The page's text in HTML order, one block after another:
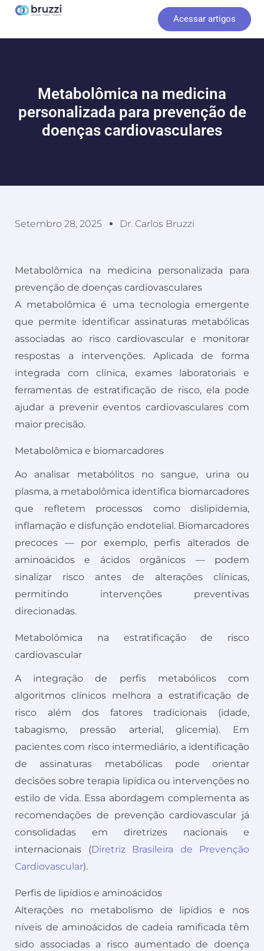
o
Acessar artigos
Metabolômica na medicina
personalizada para prevenção de
doenças cardiovasculares
Setembro 28, 2025 Dr. Carlos Bruzzi
Metabolômica na medicina personalizada para
prevenção de doenças cardiovasculares
A metabolômica é uma tecnologia emergente
que permite identificar assinaturas metabólicas
associadas ao risco cardiovascular e monitorar
respostas a intervenções. Aplicada de forma
integrada com clínica, exames laboratoriais e
ferramentas de estratificação de risco, ela pode
ajudar a prevenir eventos cardiovasculares com
maior precisão.
Metabolômica e biomarcadores
Ao analisar metabólitos no sangue, urina ou
plasma, a metabolômica identifica biomarcadores
que refletem processos como dislipidemia,
inflamação e disfunção endotelial. Biomarcadores
precoces — por exemplo, perfis alterados de
aminoácidos e ácidos orgânicos — podem
sinalizar risco antes de alterações clínicas,
permitindo intervenções preventivas
direcionadas.
Metabolômica na estratificação de risco
cardiovascular
A integração de perfis metabólicos com
algoritmos clínicos melhora a estratificação de
risco além dos fatores tradicionais (idade,
tabagismo, pressão arterial, glicemia). Em
pacientes com risco intermediário, a identificação
de assinaturas metabólicas pode orientar
decisões sobre terapia lipídica ou intervenções no
estilo de vida. Essa abordagem complementa as
recomendações de prevenção cardiovascular já
consolidadas em diretrizes nacionais e
internacionais (Diretriz Brasileira de Prevenção
Cardiovascular).
Perfis de lipídios e aminoácidos
Alterações no metabolismo de lipídios e nos
níveis de aminoácidos de cadeia ramificada têm
sido associadas a risco aumentado de doença